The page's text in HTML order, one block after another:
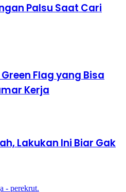
Palsu Saat Cari
Flag yang Bisa
Kerja
Lakukan Ini Biar Gak